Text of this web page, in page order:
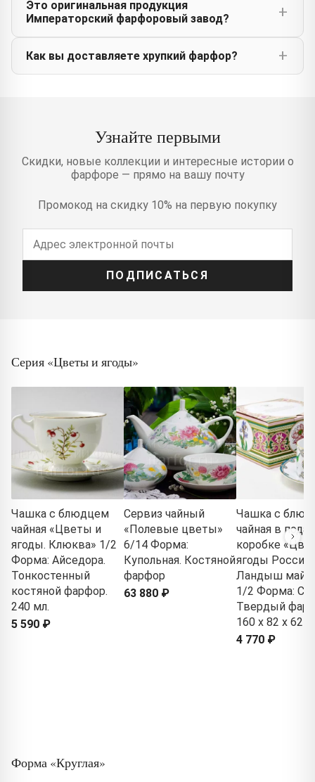
Это оригинальная продукция
Императорский фарфоровый завод?
Как вы доставляете хрупкий фарфор?
Узнайте первыми
Скидки, новые коллекции и интересные истории о
фарфоре — прямо на вашу почту
Промокод на скидку 10% на первую покупку
ПОДПИСАТЬСЯ
Серия «Цветы и ягоды»
Чашка с блюдцем
чайная «Цветы и
ягоды. Клюква» 1/2
Форма: Айседора.
Тонкостенный
костяной фарфор.
240 мл.
5 590 ₽
Сервиз чайный
«Полевые цветы»
6/14 Форма:
Купольная. Костяной
фарфор
63 880 ₽
Чашка с
чайная в
коробке
ягоды России.
Ландыш
1/2 Форма:
Твердый
160 x 82 x 62
4 770 ₽
Форма «Круглая»